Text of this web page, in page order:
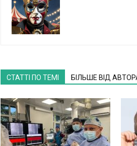
СТАТТІ ПО ТЕМІ БІЛЬШЕ ВІД